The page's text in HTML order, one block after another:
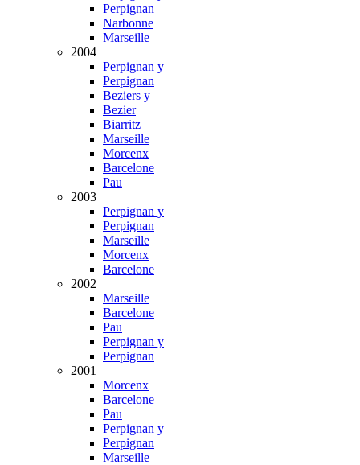
Perpignan
Narbonne
Marseille
2004
Perpignan y
Perpignan
Beziers y
Bezier
Biarritz
Marseille
Morcenx
Barcelone
Pau
2003
Perpignan y
Perpignan
Marseille
Morcenx
Barcelone
2002
Marseille
Barcelone
Pau
Perpignan y
Perpignan
2001
Morcenx
Barcelone
Pau
Perpignan y
Perpignan
Marseille